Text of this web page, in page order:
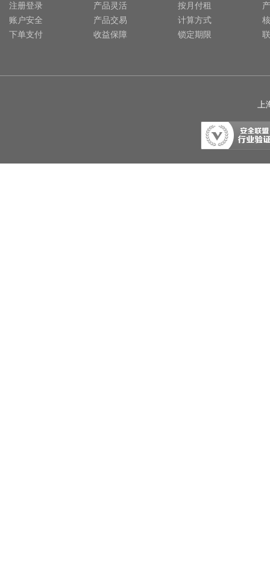
注册登录
账户安全
下单支付
产品灵活
产品交易
收益保障
按月付租
计算方式
锁定期限